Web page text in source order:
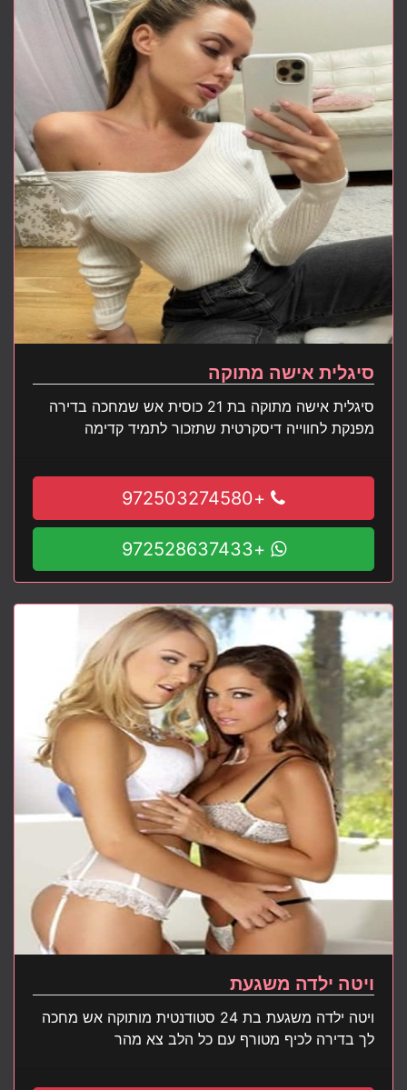
סיגלית אישה מתוקה
סיגלית אישה מתוקה בת 21 כוסית אש שמחכה בדירה
מפנקת לחווייה דיסקרטית שתזכור לתמיד קדימה
+972503274580
+972528637433
ויטה ילדה משגעת
ויטה ילדה משגעת בת 24 סטודנטית מותוקה אש מחכה
לך בדירה לכיף מטורף עם כל הלב צא מהר